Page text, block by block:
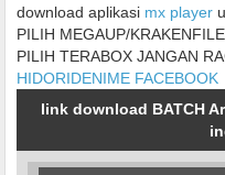
download aplikasi mx player
PILIH MEGAUP/
PILIH TERABOX JANGAN
HIDORIDENIME FACEBOOK
link download BATCH